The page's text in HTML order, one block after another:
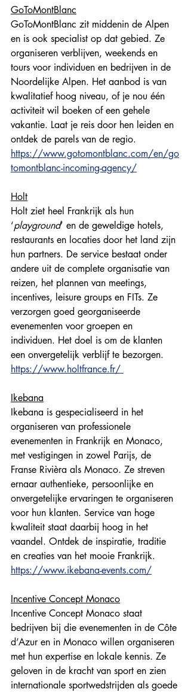
GoToMontBlanc
GoToMontBlanc zit middenin de Alpen
en is ook specialist op dat gebied. Ze
organiseren verblijven, weekends en
tours voor individuen en bedrijven in de
Noordelijke Alpen. Het aanbod is van
kwalitatief hoog niveau, of je nou één
activiteit wil boeken of een gehele
vakantie. Laat je reis door hen leiden en
ontdek de parels van de regio.
https://www.gotomontblanc.com/en/go
tomontblanc-incoming-agency/
Holt
Holt ziet heel Frankrijk als hun
‘playground’ en de geweldige hotels,
restaurants en locaties door het land zijn
hun partners. De service bestaat onder
andere uit de complete organisatie van
reizen, het plannen van meetings,
incentives, leisure groups en FITs. Ze
verzorgen goed georganiseerde
evenementen voor groepen en
individuen. Het doel is om de klanten
een onvergetelijk verblijf te bezorgen.
https://www.holtfrance.fr/
Ikebana
Ikebana is gespecialiseerd in het
organiseren van professionele
evenementen in Frankrijk en Monaco,
met vestigingen in zowel Parijs, de
Franse Rivièra als Monaco. Ze streven
ernaar authentieke, persoonlijke en
onvergetelijke ervaringen te organiseren
voor hun klanten. Service van hoge
kwaliteit staat daarbij hoog in het
vaandel. Ontdek de inspiratie, traditie
en creaties van het mooie Frankrijk.
https://www.ikebana-events.com/
Incentive Concept Monaco
Incentive Concept Monaco staat
bedrijven bij die evenementen in de Côte
d’Azur en in Monaco willen organiseren
met hun expertise en lokale kennis. Ze
geloven in de kracht van sport en zien
internationale sportwedstrijden als goede